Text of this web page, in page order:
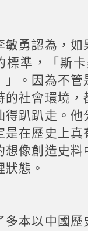
敏勇認為，
標準，「斯
」。因為不
的社會環境
得趴趴走。
是在歷史上
想像創造史
狀態。
多本以中國